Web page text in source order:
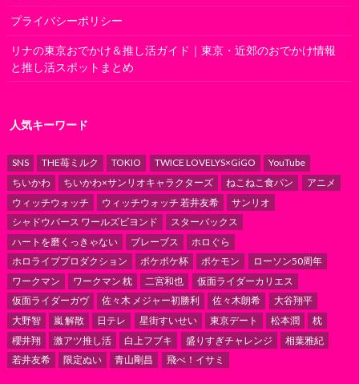
プライバシーポリシー
リナの東京おでかけ＆推し活ガイド｜東京・近郊のおでかけ情報
と推し活スポットまとめ
人気キーワード
SNS THE苺ミルク TOKIO TWICE LOVELYS×GiGO
YouTube
ちいかわ
ちいかわ×サンリオキャラクターズ ねこねこ食パン
アニメ
ウィッチウォッチ
ウィッチウォッチ 若井友希
サンリオ
シャドウバース ワールズビヨンド
スターバックス
ハートを磨くっきゃない
ブレーブス
ホロぐら
ホロライブプロダクション
ポケポケ杯 ポケモン
ローソン50周年
ワークマン
ワークマン 枕 二宮和也
仮面ライダーカリエス
仮面ライダーガヴ
佐々木 メジャー初勝利 佐々木朗希
大谷翔平
大野智
嵐 解散 日テレ 星街すいせい 東京デート 松本潤
枕
櫻井翔
激アツ推し活 白上フブキ 盛りすぎチャレンジ
相葉雅紀
若井友希
限定ぬい 青山剛昌 飛べ！イサミ